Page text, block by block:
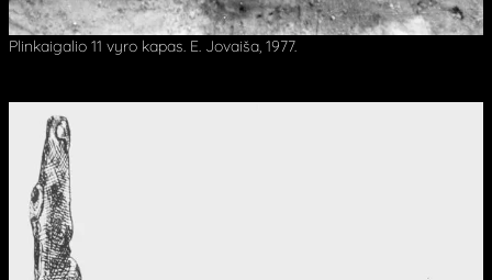
Plinkaigalio 11 vyro kapas. E. Jovaiša, 1977.